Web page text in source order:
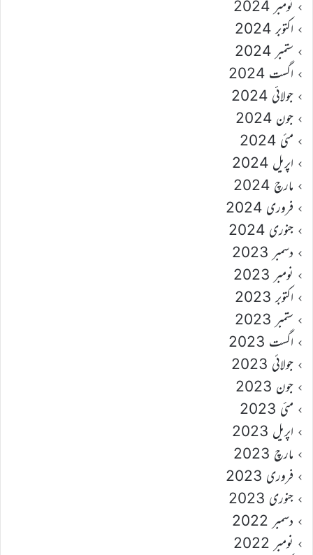
نومبر 2024
اکتوبر 2024
ستمبر 2024
اگست 2024
جولائی 2024
جون 2024
مئی 2024
اپریل 2024
مارچ 2024
فروری 2024
جنوری 2024
دسمبر 2023
نومبر 2023
اکتوبر 2023
ستمبر 2023
اگست 2023
جولائی 2023
جون 2023
مئی 2023
اپریل 2023
مارچ 2023
فروری 2023
جنوری 2023
دسمبر 2022
نومبر 2022